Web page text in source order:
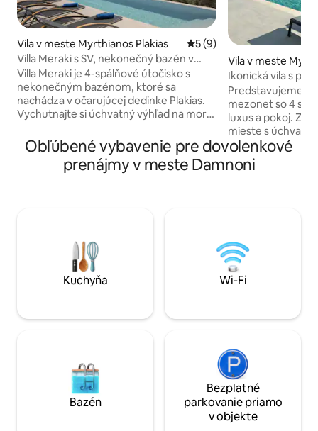
Vila v meste Myrthianos Plakias Priemerné ohodnotenie 5
5 (9)
Villa Meraki s SV, nekonečný bazén v
blízkosti pláže Souda
Villa Meraki je 4-spálňové útočisko s
nekonečným bazénom, ktoré sa
nachádza v očarujúcej dedinke Plakias.
Vychutnajte si úchvatný výhľad na more
vonkajšom priestore, ktorý je ideálny na
opaľovanie a stolovanie. Vila má ideálnu
polohu v blízkosti niektorých z
rovnováhu. Zažite južanský život v tejto
luxusnej vile.
Vila v meste
Ikonická vila s
výhľadom
Predstavujeme
mezonet so 4
luxus a pokoj.
mieste s
výhľadom na
more Plakias.
bohatý
ponúka dostatok
a nasávanie
pozorovanie
Obľúbené vybavenie pre dovolenkové
prenájmy v meste Damnoni
Kuchyňa Wi-Fi
Bazén
Bezplatné
parkovanie priamo
v objekte